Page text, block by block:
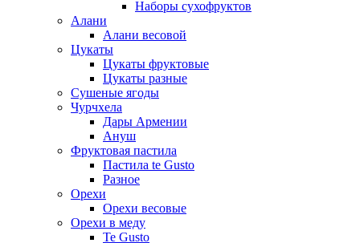
Наборы сухофруктов
Алани
Алани весовой
Цукаты
Цукаты фруктовые
Цукаты разные
Сушеные ягоды
Чурчхела
Дары Армении
Ануш
Фруктовая пастила
Пастила te Gusto
Разное
Орехи
Орехи весовые
Орехи в меду
Te Gusto